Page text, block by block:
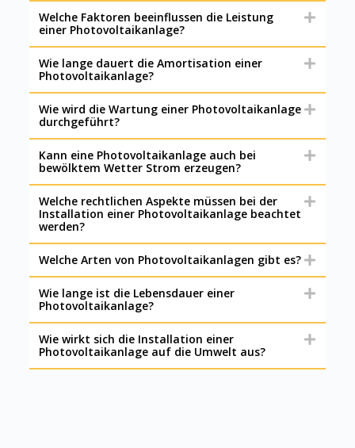
Welche Faktoren beeinflussen die Leistung
einer Photovoltaikanlage?
Wie lange dauert die Amortisation einer
Photovoltaikanlage?
Wie wird die Wartung einer Photovoltaikanlage
durchgeführt?
Kann eine Photovoltaikanlage auch bei
bewölktem Wetter Strom erzeugen?
Welche rechtlichen Aspekte müssen bei der
Installation einer Photovoltaikanlage beachtet
werden?
Welche Arten von Photovoltaikanlagen gibt es?
Wie lange ist die Lebensdauer einer
Photovoltaikanlage?
Wie wirkt sich die Installation einer
Photovoltaikanlage auf die Umwelt aus?